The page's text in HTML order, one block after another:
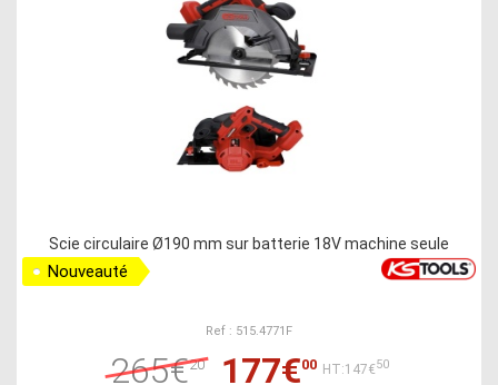
Scie circulaire Ø190 mm sur batterie 18V machine seule
Nouveauté
Ref : 515.4771F
265€20 177€00 HT:147€50